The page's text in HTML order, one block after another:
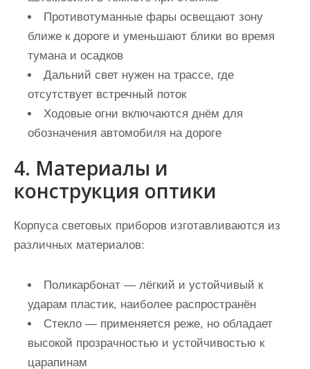
Противотуманные фары освещают зону
ближе к дороге и уменьшают блики во время
тумана и осадков
Дальний свет нужен на трассе, где
отсутствует встречный поток
Ходовые огни включаются днём для
обозначения автомобиля на дороге
4. Материалы и
конструкция оптики
Корпуса световых приборов изготавливаются из
различных материалов:
Поликарбонат — лёгкий и устойчивый к
ударам пластик, наиболее распространён
Стекло — применяется реже, но обладает
высокой прозрачностью и устойчивостью к
царапинам